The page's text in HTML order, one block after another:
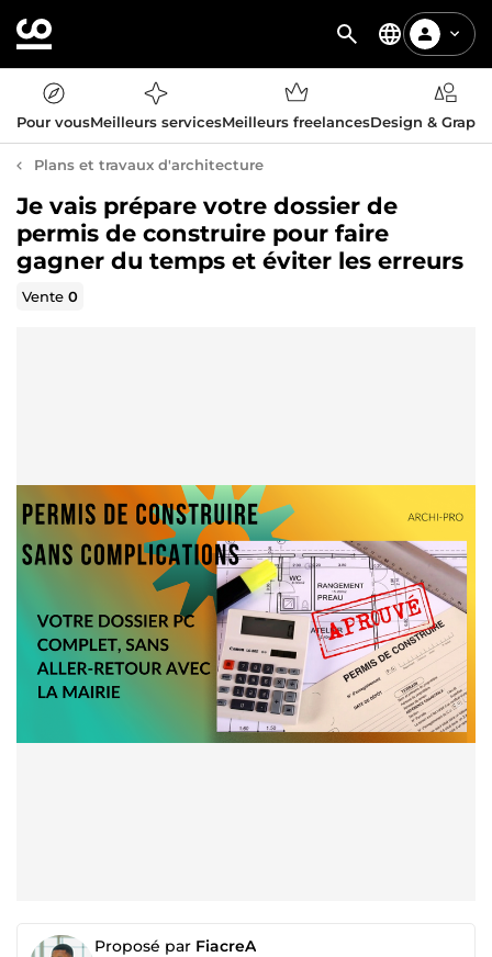
Pour vousMeilleurs servicesMeilleurs freelancesDesign &
Plans et travaux d'architecture
Je vais prépare votre dossier de
permis de construire pour faire
gagner du temps et éviter les erreurs
Vente0
Proposé par FiacreA